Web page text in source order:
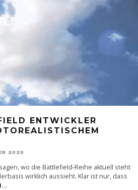
ENTWICKLER
2020
wo die Battlefield-Reihe aktuell steht
wirklich aussieht. Klar ist nur, dass